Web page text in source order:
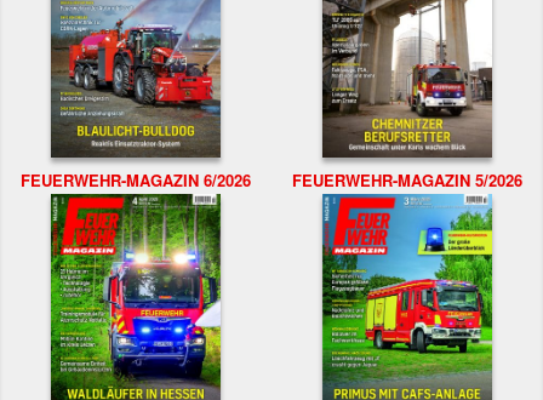
FEUERWEHR-MAGAZIN 6/2026 FEUERWEHR-MAGAZIN 5/2026